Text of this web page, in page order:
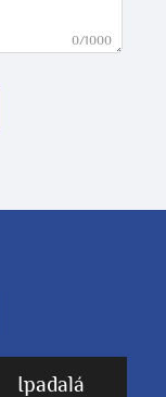
0/1000
Ipadalá